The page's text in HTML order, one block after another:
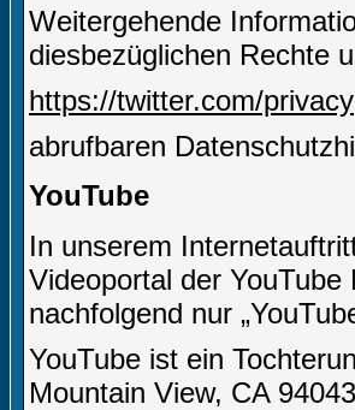
Weitergehende
diesbezüglichen Rechte
https://twitter.com/privacy
abrufbaren
YouTube
In unserem
Videoportal der
nachfolgend nur
YouTube ist ein
Mountain View, CA